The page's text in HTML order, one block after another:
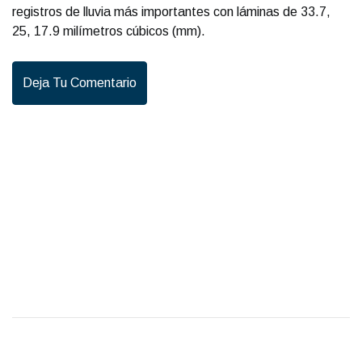
registros de lluvia más importantes con láminas de 33.7,
25, 17.9 milímetros cúbicos (mm).
Deja Tu Comentario